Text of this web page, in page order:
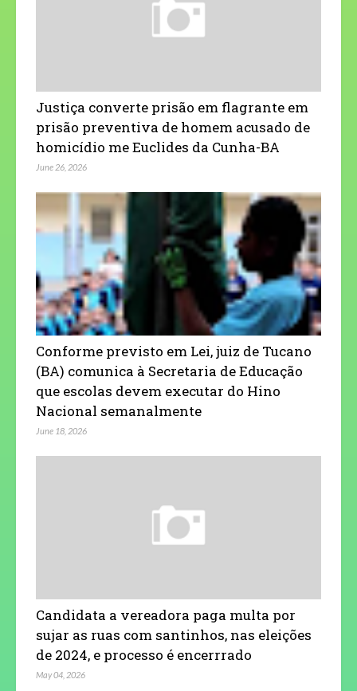
Justiça converte prisão em flagrante em
prisão preventiva de homem acusado de
homicídio me Euclides da Cunha-BA
June 26, 2026
Conforme previsto em Lei, juiz de Tucano
(BA) comunica à Secretaria de Educação
que escolas devem executar do Hino
Nacional semanalmente
June 18, 2026
Candidata a vereadora paga multa por
sujar as ruas com santinhos, nas eleições
de 2024, e processo é encerrrado
May 04, 2026